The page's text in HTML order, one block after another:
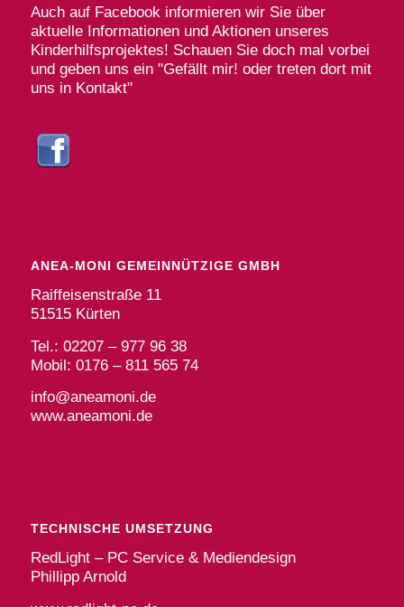
Auch auf Facebook informieren wir Sie über
aktuelle Informationen und Aktionen unseres
Kinderhilfsprojektes! Schauen Sie doch mal vorbei
und geben uns ein "Gefällt mir! oder treten dort mit
uns in Kontakt"
ANEA-MONI GEMEINNÜTZIGE GMBH
Raiffeisenstraße 11
51515 Kürten
Tel.: 02207 – 977 96 38
Mobil: 0176 – 811 565 74
info@aneamoni.de
www.aneamoni.de
TECHNISCHE UMSETZUNG
RedLight – PC Service & Mediendesign
Phillipp Arnold